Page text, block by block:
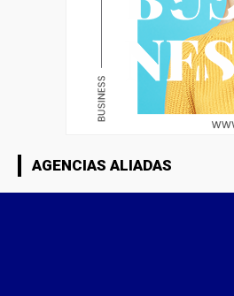
AGENCIAS ALIADAS